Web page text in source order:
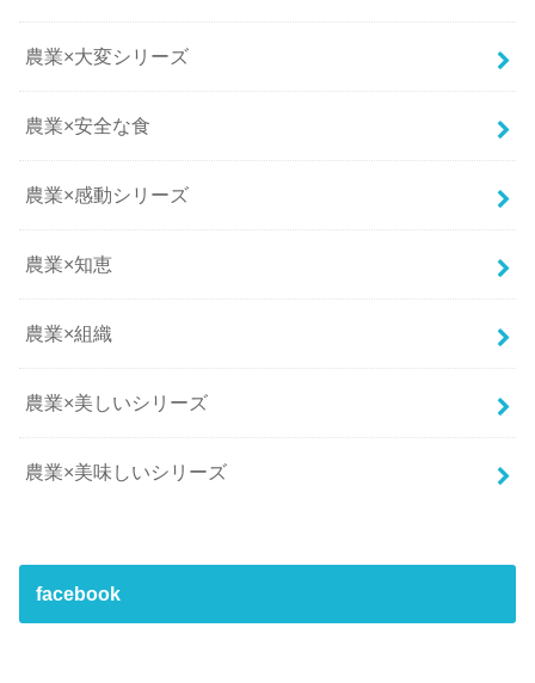
農業×大変シリーズ
農業×安全な食
農業×感動シリーズ
農業×知恵
農業×組織
農業×美しいシリーズ
農業×美味しいシリーズ
facebook